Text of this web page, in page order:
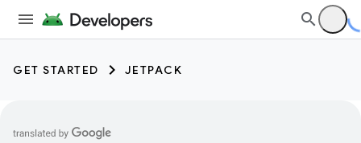
GET STARTED JETPACK